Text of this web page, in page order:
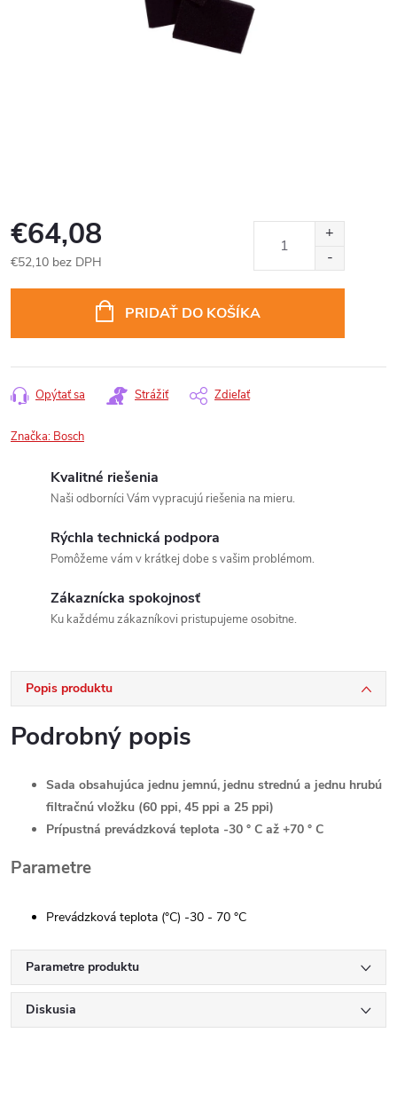
€64,08
€52,10 bez DPH
PRIDAŤ DO KOŠÍKA
Opýtať sa Strážiť Zdieľať
Značka: Bosch
Kvalitné riešenia
Naši odborníci Vám vypracujú riešenia na mieru.
Rýchla technická podpora
Pomôžeme vám v krátkej dobe s vašim problémom.
Zákaznícka spokojnosť
Ku každému zákazníkovi pristupujeme osobitne.
Popis produktu
Podrobný popis
Sada obsahujúca jednu jemnú, jednu strednú a jednu hrubú
filtračnú vložku (60 ppi, 45 ppi a 25 ppi)
Prípustná prevádzková teplota -30 ° C až +70 ° C
Parametre
Prevádzková teplota (°C) -30 - 70 °C
Parametre produktu
Diskusia